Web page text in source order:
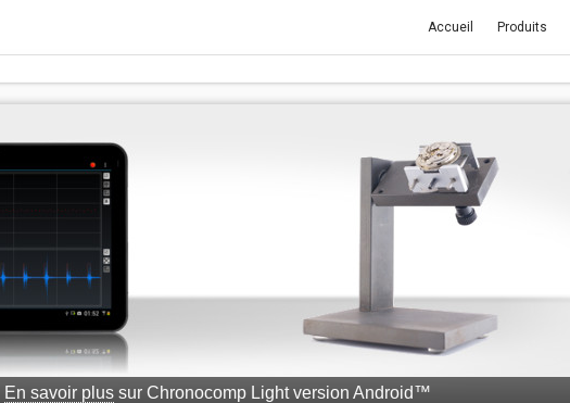
Accueil Produits
En savoir plussur Chronocomp Light version Android™